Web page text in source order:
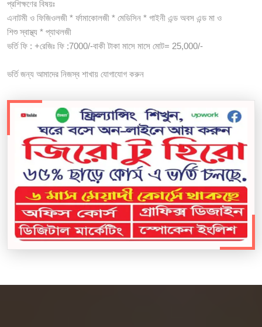
প্রশিক্ষণের বিষয়ঃ
এনাটমী ও ফিজিওলজী * র্ফামাকোলজী * মেডিসিন * গাইনী এন্ড অবস এন্ড মা ও
শিশু স্বাস্থ্য * প্যাথলজী
ভর্তি ফি : +রেজিঃ ফি :7000/-বাকী টাকা মাসে মাসে মোট= 25,000/-
ভর্তি জন্য আমাদের নিজস্ব শাখায় যোগাযোগ করুন